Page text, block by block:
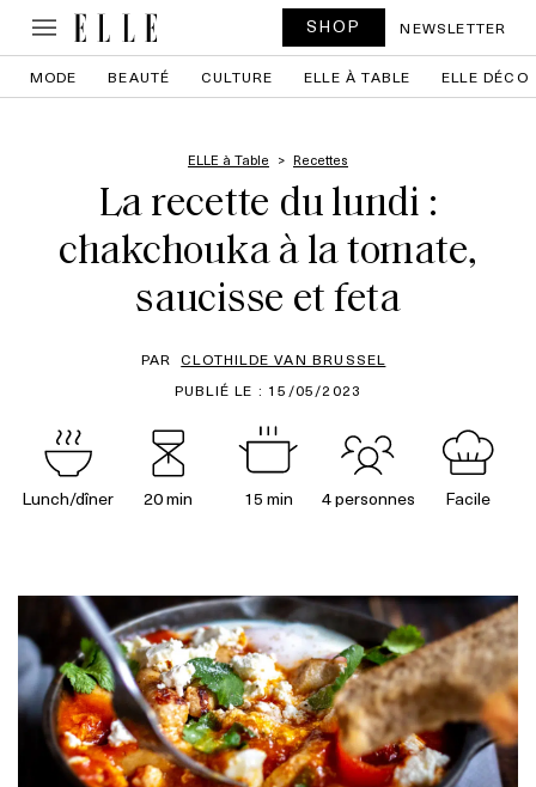
SHOP NEWSLETTER
MODE BEAUTÉ CULTURE ELLE À TABLE ELLE DÉCO
ELLE à Table Recettes
La recette du lundi :
chakchouka à la tomate,
saucisse et feta
PAR CLOTHILDE VAN BRUSSEL
PUBLIÉ LE : 15/05/2023
Lunch/dîner 20 min 15 min 4 personnes Facile